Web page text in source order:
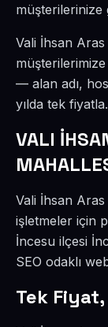
müşterilerinize
Vali İhsan
— alan adı,
yılda tek fiyatla.
VALI
Vali İhsan
işletmeler için
İncesu ilçesi
SEO odaklı
Tek